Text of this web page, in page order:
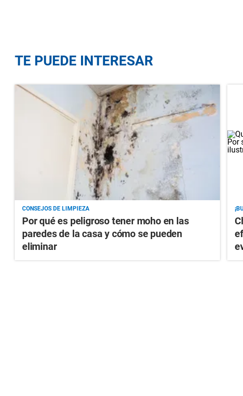
TE PUEDE INTERESAR
CONSEJOS DE LIMPIEZA
Por qué es peligroso tener moho en las
paredes de la casa y cómo se pueden
eliminar